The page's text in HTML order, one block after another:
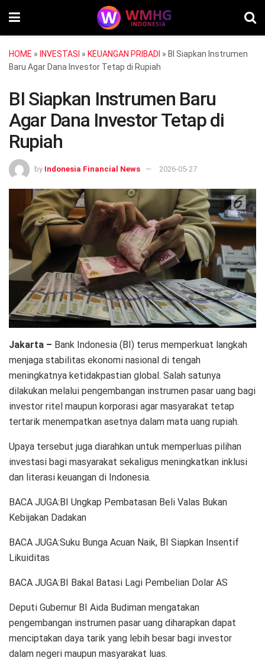
HOME » INVESTASI » KEUANGAN PRIBADI » BI Siapkan Instrumen
Baru Agar Dana Investor Tetap di Rupiah
BI Siapkan Instrumen Baru
Agar Dana Investor Tetap di
Rupiah
by Indonesia Financial News 2026-05-27
Jakarta – Bank Indonesia (BI) terus memperkuat langkah
menjaga stabilitas ekonomi nasional di tengah
meningkatnya ketidakpastian global. Salah satunya
dilakukan melalui pengembangan instrumen pasar uang bagi
investor ritel maupun korporasi agar masyarakat tetap
tertarik menempatkan asetnya dalam mata uang rupiah.
Upaya tersebut juga diarahkan untuk memperluas pilihan
investasi bagi masyarakat sekaligus meningkatkan inklusi
dan literasi keuangan di Indonesia.
BACA JUGA:BI Ungkap Pembatasan Beli Valas Bukan
Kebijakan Dadakan
BACA JUGA:Suku Bunga Acuan Naik, BI Siapkan Insentif
Likuiditas
BACA JUGA:BI Bakal Batasi Lagi Pembelian Dolar AS
Deputi Gubernur BI Aida Budiman mengatakan
pengembangan instrumen pasar uang diharapkan dapat
menciptakan daya tarik yang lebih besar bagi investor
dalam negeri maupun masyarakat luas.